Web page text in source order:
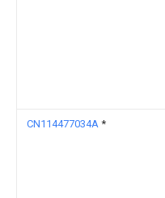
CN114477034A *